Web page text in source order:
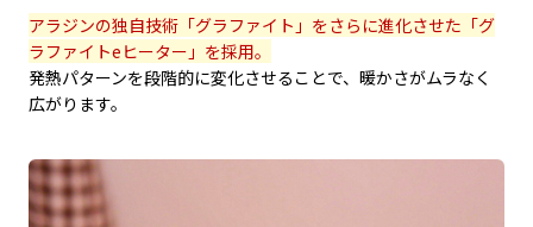
アラジンの独自技術「グラファイト」をさらに進化させた「グ
ラファイトeヒーター」を採用。
発熱パターンを段階的に変化させることで、暖かさがムラなく
広がります。